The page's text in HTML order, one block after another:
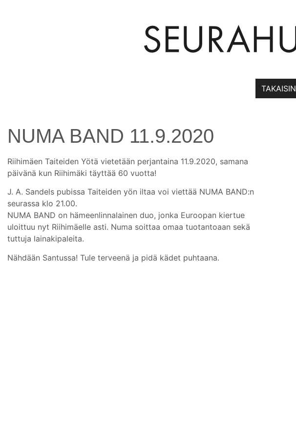
TAKAISIN
NUMA BAND 11.9.2020
Riihimäen Taiteiden Yötä vietetään perjantaina 11.9.2020, samana
päivänä kun Riihimäki täyttää 60 vuotta!
J. A. Sandels pubissa Taiteiden yön iltaa voi viettää NUMA BAND:n
seurassa klo 21.00.
NUMA BAND on hämeenlinnalainen duo, jonka Euroopan kiertue
uloittuu nyt Riihimäelle asti. Numa soittaa omaa tuotantoaan sekä
tuttuja lainakipaleita.
Nähdään Santussa! Tule terveenä ja pidä kädet puhtaana.